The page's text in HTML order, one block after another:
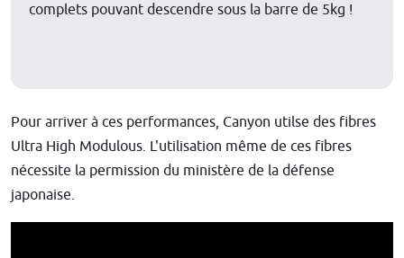
complets pouvant descendre sous la barre de 5kg !
Pour arriver à ces performances, Canyon utilse des fibres
Ultra High Modulous. L'utilisation même de ces fibres
nécessite la permission du ministère de la défense
japonaise.